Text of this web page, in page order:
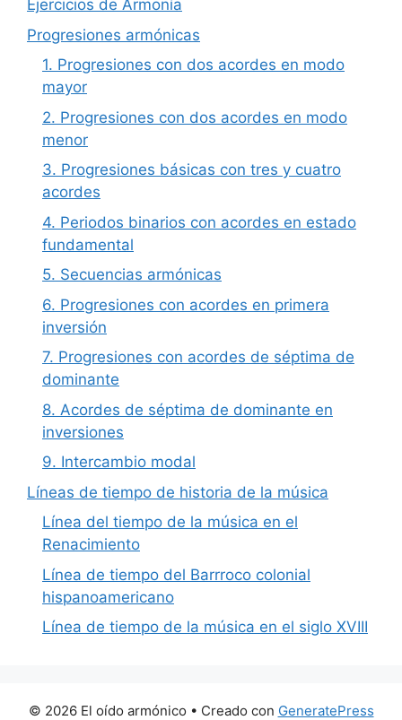
Ejercicios de Armonía
Progresiones armónicas
1. Progresiones con dos acordes en modo
mayor
2. Progresiones con dos acordes en modo
menor
3. Progresiones básicas con tres y cuatro
acordes
4. Periodos binarios con acordes en estado
fundamental
5. Secuencias armónicas
6. Progresiones con acordes en primera
inversión
7. Progresiones con acordes de séptima de
dominante
8. Acordes de séptima de dominante en
inversiones
9. Intercambio modal
Líneas de tiempo de historia de la música
Línea del tiempo de la música en el
Renacimiento
Línea de tiempo del Barrroco colonial
hispanoamericano
Línea de tiempo de la música en el siglo XVIII
© 2026 El oído armónico • Creado con GeneratePress